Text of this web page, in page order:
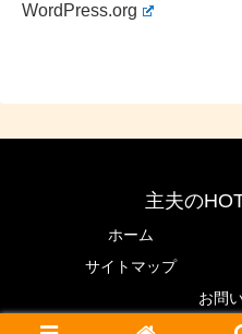
WordPress.org
主夫の
ホーム
サイトマップ
お問